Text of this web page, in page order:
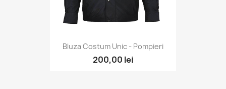
Bluza Costum Unic - Pompieri
200,00 lei